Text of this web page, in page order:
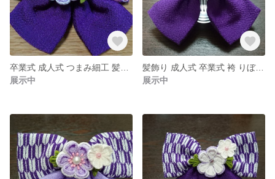
展示中
髪飾り 成人式 卒業式 袴 りぼん つまみ細工 矢絣
展示中